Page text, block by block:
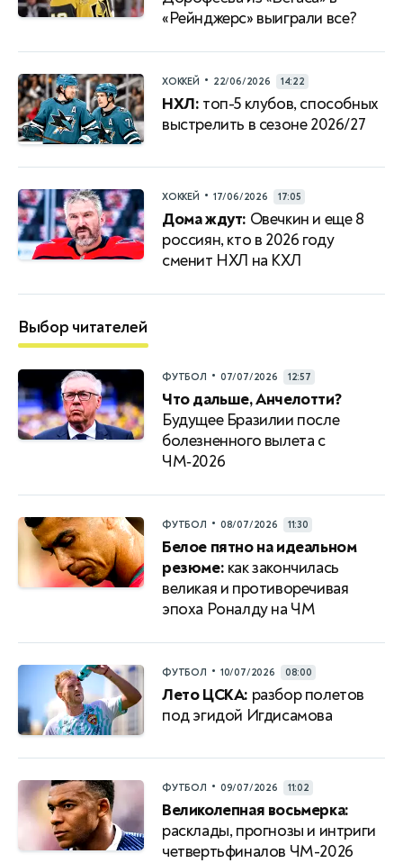
«Рейнджерс» выиграли все?
ХОККЕЙ • 22/06/2026 14:22
НХЛ: топ-5 клубов, способных
выстрелить в сезоне 2026/27
ХОККЕЙ • 17/06/2026 17:05
Дома ждут: Овечкин и еще 8
россиян, кто в 2026 году
сменит НХЛ на КХЛ
Выбор читателей
ФУТБОЛ • 07/07/2026 12:57
Что дальше, Анчелотти?
Будущее Бразилии после
болезненного вылета с
ЧМ‑2026
ФУТБОЛ • 08/07/2026 11:30
Белое пятно на идеальном
резюме: как закончилась
великая и противоречивая
эпоха Роналду на ЧМ
ФУТБОЛ • 10/07/2026 08:00
Лето ЦСКА: разбор полетов
под эгидой Игдисамова
ФУТБОЛ • 09/07/2026 11:02
Великолепная восьмерка:
расклады, прогнозы и интриги
четвертьфиналов ЧМ-2026